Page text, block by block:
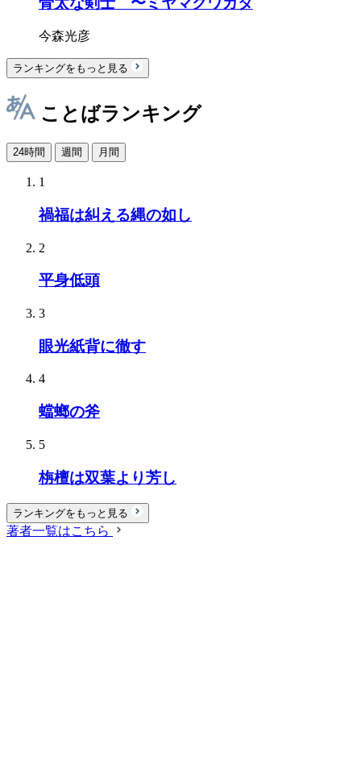
今森光彦
ランキングをもっと見る
ことばランキング
24時間 週間 月間
1
禍福は糾える縄の如し
2
平身低頭
3
眼光紙背に徹す
4
蟷螂の斧
5
栴檀は双葉より芳し
ランキングをもっと見る
著者一覧はこちら